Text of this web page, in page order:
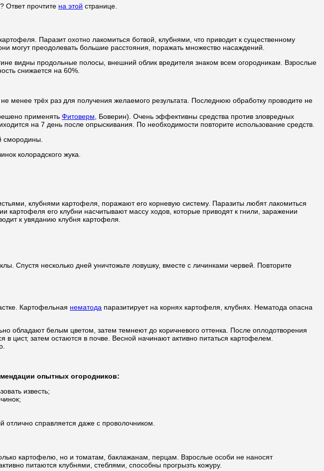
Ответ прочтите на этой странице.
Паразит охотно лакомиться ботвой, клубнями, что приводит к существенному
могут преодолевать большие расстояния, поражать множество насаждений.
видны продольные полосы, внешний облик вредителя знаком всем огородникам. Взрослые
снижается на 60%.
менее трёх раз для получения желаемого результата. Последнюю обработку проводите не
применять Фитоверм, Боверин). Очень эффективны средства против зловредных
на 7 день после опрыскивания. По необходимости повторите использование средств.
смородины.
колорадского жука.
клубнями картофеля, поражают его корневую систему. Паразиты любят лакомиться
его клубни насчитывают массу ходов, которые приводят к гнили, заражении
к увяданию клубня картофеля.
Спустя несколько дней уничтожьте ловушку, вместе с личинками червей. Повторите
Картофельная нематода паразитирует на корнях картофеля, клубнях. Нематода опасна
обладают белым цветом, затем темнеют до коричневого оттенка. После оплодотворения
цист, затем остаются в почве. Весной начинают активно питаться картофелем.
опытных огородников:
известь;
справляется даже с проволочником.
картофелю, но и томатам, баклажанам, перцам. Взрослые особи не наносят
питаются клубнями, стеблями, способны прогрызть кожуру.